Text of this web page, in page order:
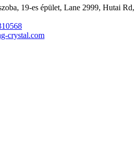
19-es épület, Lane 2999, Hutai Rd,
crystal.com